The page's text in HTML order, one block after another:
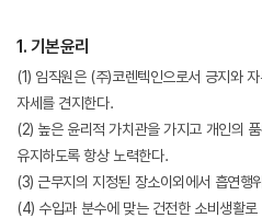
1. 기본윤리
(1) 임직원은 (주)코렌텍인으로서 긍지와
자세를 견지한다.
(2) 높은 윤리적 가치관을 가지고 개인의
유지하도록 항상 노력한다.
(3) 근무지의 지정된 장소이외에서 흡연행
(4) 수입과 분수에 맞는 건전한 소비생활